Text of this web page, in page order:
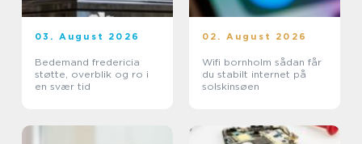
03. August 2026
Bedemand fredericia
støtte, overblik og ro i
en svær tid
02. August 2026
Wifi bornholm sådan får
du stabilt internet på
solskinsøen